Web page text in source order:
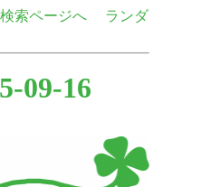
検索ページへ
ランダ
09-16